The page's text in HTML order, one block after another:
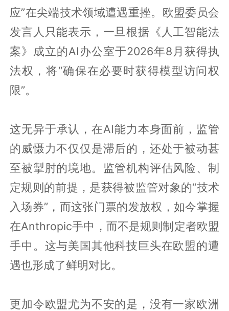
应”在尖端技术领域遭遇重挫。欧盟委员会
发言人只能表示，一旦根据《人工智能法
案》成立的AI办公室于2026年8月获得执
法权，将“确保在必要时获得模型访问权
限”。
这无异于承认，在AI能力本身面前，监管
的威慑力不仅仅是滞后的，还处于被动甚
至被掣肘的境地。监管机构评估风险、制
定规则的前提，是获得被监管对象的“技术
入场券”，而这张门票的发放权，如今掌握
在Anthropic手中，而不是规则制定者欧盟
手中。这与美国其他科技巨头在欧盟的遭
遇也形成了鲜明对比。
更加令欧盟尤为不安的是，没有一家欧洲